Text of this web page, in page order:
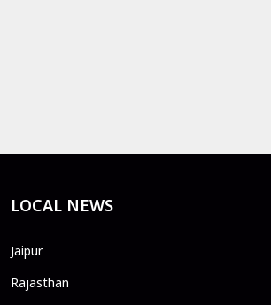
LOCAL NEWS
Jaipur
Rajasthan